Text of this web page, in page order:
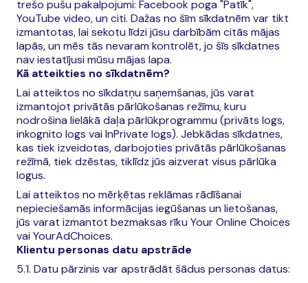
trešo pušu pakalpojumi: Facebook poga "Patīk",
YouTube video, un citi. Dažas no šīm sīkdatnēm var tikt
izmantotas, lai sekotu līdzi jūsu darbībām citās mājas
lapās, un mēs tās nevaram kontrolēt, jo šīs sīkdatnes
nav iestatījusi mūsu mājas lapa.
Kā atteikties no sīkdatnēm?
Lai atteiktos no sīkdatņu saņemšanas, jūs varat
izmantojot privātās pārlūkošanas režīmu, kuru
nodrošina lielākā daļa pārlūkprogrammu (privāts logs,
inkognito logs vai InPrivate logs). Jebkādas sīkdatnes,
kas tiek izveidotas, darbojoties privātās pārlūkošanas
režīmā, tiek dzēstas, tiklīdz jūs aizverat visus pārlūka
logus.
Lai atteiktos no mērķētas reklāmas rādīšanai
nepieciešamās informācijas iegūšanas un lietošanas,
jūs varat izmantot bezmaksas rīku Your Online Choices
vai YourAdChoices.
Klientu personas datu apstrāde
5.1. Datu pārzinis var apstrādāt šādus personas datus: